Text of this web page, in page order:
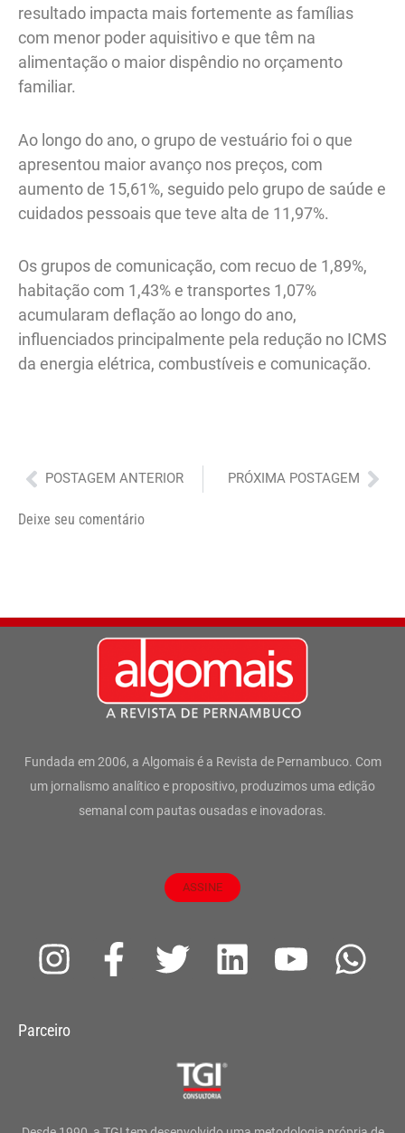
resultado impacta mais fortemente as famílias
com menor poder aquisitivo e que têm na
alimentação o maior dispêndio no orçamento
familiar.
Ao longo do ano, o grupo de vestuário foi o que
apresentou maior avanço nos preços, com
aumento de 15,61%, seguido pelo grupo de saúde e
cuidados pessoais que teve alta de 11,97%.
Os grupos de comunicação, com recuo de 1,89%,
habitação com 1,43% e transportes 1,07%
acumularam deflação ao longo do ano,
influenciados principalmente pela redução no ICMS
da energia elétrica, combustíveis e comunicação.
Anterior
POSTAGEM ANTERIOR PRÓXIMA POSTAGEM
Deixe seu comentário
Fundada em 2006, a Algomais é a Revista de Pernambuco. Com
um jornalismo analítico e propositivo, produzimos uma edição
semanal com pautas ousadas e inovadoras.
ASSINE
I
s
F
a
T
t
L
Y
W
Parceiro